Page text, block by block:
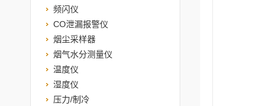
频闪仪
CO泄漏报警仪
烟尘采样器
烟气水分测量仪
温度仪
湿度仪
压力/制冷